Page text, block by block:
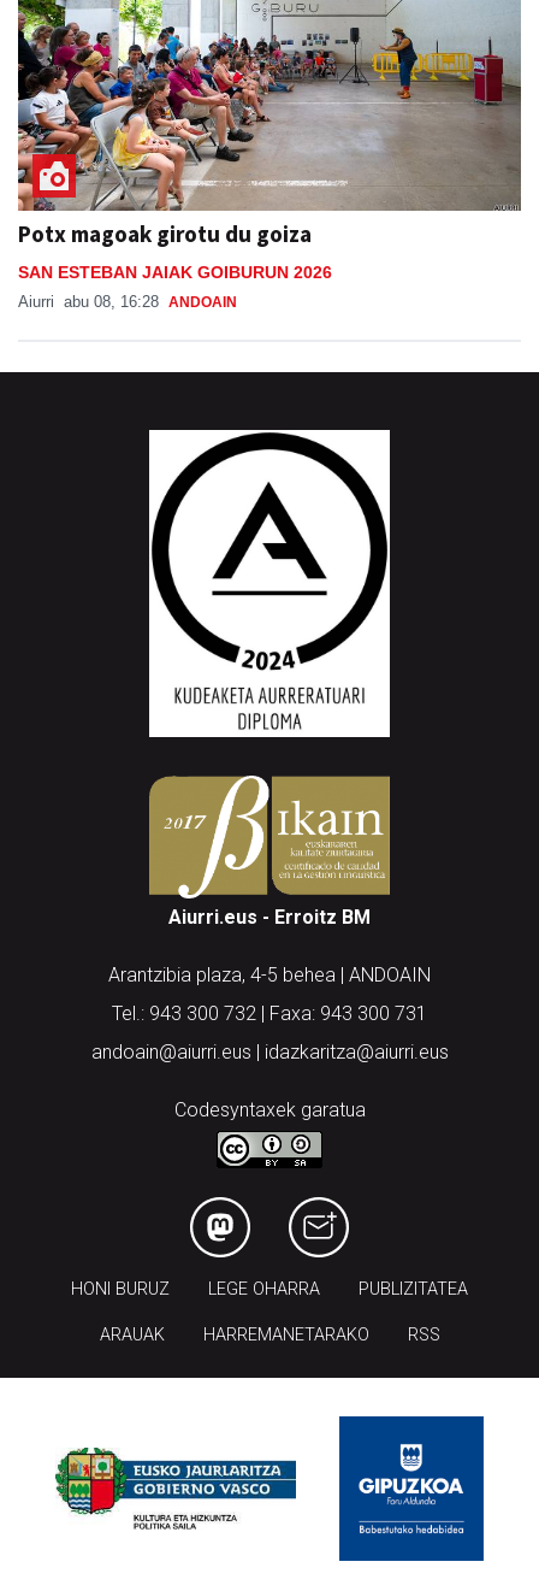
Potx magoak girotu du goiza
SAN ESTEBAN JAIAK GOIBURUN 2026
Aiurri abu 08, 16:28 ANDOAIN
Aiurri.eus - Erroitz BM
Arantzibia plaza, 4-5 behea | ANDOAIN
Tel.: 943 300 732 | Faxa: 943 300 731
andoain@aiurri.eus | idazkaritza@aiurri.eus
Codesyntaxek garatua
HONI BURUZ LEGE OHARRA PUBLIZITATEA
ARAUAK HARREMANETARAKO RSS